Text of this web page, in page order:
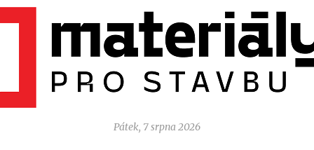
Pátek, 7 srpna 2026